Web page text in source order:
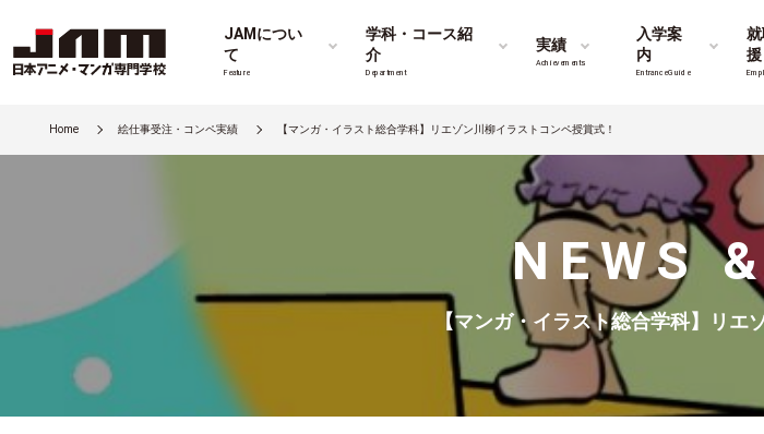
JAMについ
て
Feature
学科・コース紹
介
Department
実績
Achievements
入学案
内
Entrance Guide
援
Home 絵仕事受注・コンペ実績 【マンガ・イラスト総合学科】リエゾン川柳イラストコンペ授賞式！
NEWS
【マンガ・イラスト総合学科】リエ